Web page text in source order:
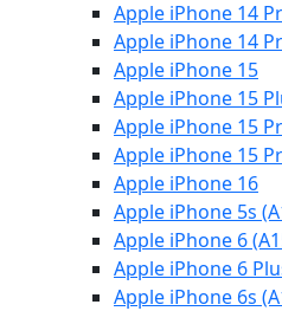
Apple iPhone 14
Apple iPhone 14
Apple iPhone 15
Apple iPhone 15
Apple iPhone 15
Apple iPhone 15
Apple iPhone 16
Apple iPhone 5s
Apple iPhone 6
Apple iPhone 6
Apple iPhone 6s